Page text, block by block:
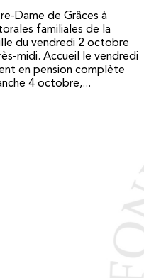
Dame de Grâces à
familiales de la
du vendredi 2 octobre
midi. Accueil le vendredi
en pension complète
4 octobre,...